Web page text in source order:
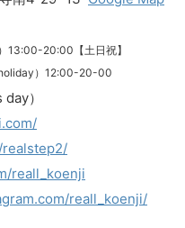
13:00-20:00【土日祝】
）12:00-20-00
）
reall_koenji
reall_koenji/